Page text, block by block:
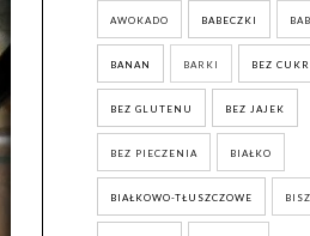
AWOKADO BABECZKI
BANAN BARKI BEZ
BEZ GLUTENU BEZ JAJEK
BEZ PIECZENIA BIAŁKO
BIAŁKOWO-TŁUSZCZOWE